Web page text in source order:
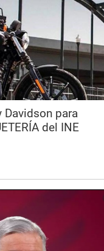
para
del INE